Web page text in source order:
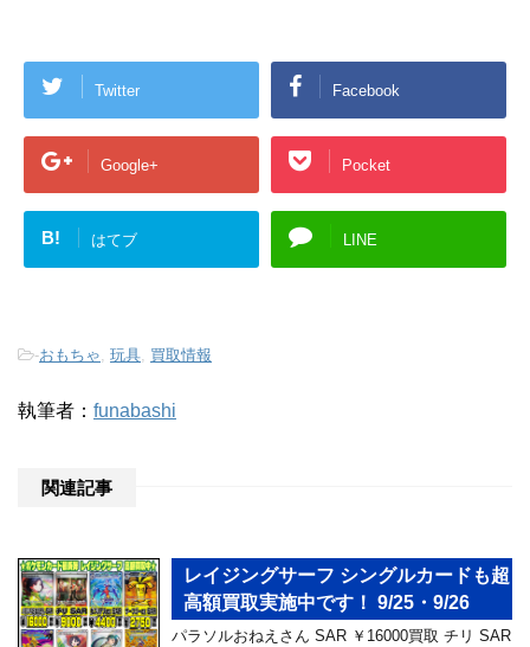
Twitter Facebook
Google+ Pocket
B! はてブ LINE
-おもちゃ, 玩具, 買取情報
執筆者： funabashi
関連記事
レイジングサーフ シングルカードも超
高額買取実施中です！ 9/25・9/26
パラソルおねえさん SAR ￥16000買取 チリ SAR